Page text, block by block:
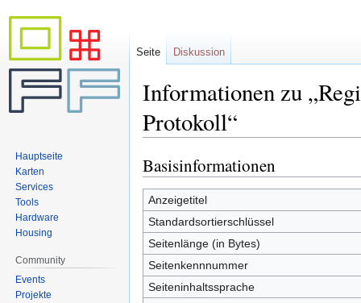
Informationen zu
Protokoll“
Zur
Navigation
springen
Zur
Suche
springen
Basisinformationen
Anzeigetitel
Standardsortierschlüssel
Seitenlänge (in Bytes)
Seitenkennnummer
Seiteninhaltssprache
Seite Diskussion
Hauptseite
Karten
Services
Tools
Hardware
Housing
Community
Events
Projekte